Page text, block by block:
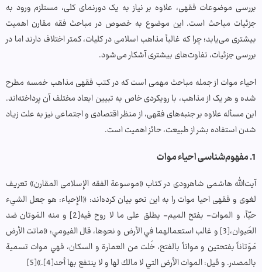
بررسی موضوعات فقهی، علاوه بر نیاز به یک دورنمای کلی، مستلزم ورود به
جزئیات مباحث است. این موضوع به خصوص در مباحث فقه مقارن اهمیت
بیشتری می‌یابد؛ چرا که غالباً مذاهب اسلامی در کلیات، کمتر اختلاف دارند اما در
بررسی جزئیات، تفاوت‌های بیشتری آشکار می‌شود.
احیاء موات از جمله مباحث مهمی است که در کتب فقهی مذاهب خمسه مطرح
شده و هر یک از مذاهب، با رویکردی خاص به تبیین ابعاد مختلف آن پرداخته‌اند.
این مسأله علاوه بر جنبه‌های فقهی، از منظر اقتصادی و اجتماعی نیز به علت زیاد
شدن استفاده بشر از طبیعت، حائز اهمیت است.
1. مفهوم‌شناسی احیاء موات
آیت‌الله هاشمی شاهرودی در کتاب «موسوعة الفقه الإسلامی المقارن» تعریف
لغوی و فقهی احیا موات را به این نحو بیان کرده‌اند: «الإحياء: هو جعل الشي‏ء
حيّاً، و الموات- بفتح الميم- يطلق على ما لا روح فيه[2] و منه المَوتان ضد
الحَيوان،[3] و غالب استعمالهما في الأرض و نحوها، قال الفيومي: «ماتت الأرض
مَوَتاناً بفتحتين و مواتاً بالفتح، خَلت من العمارة و السكان، فهي موات تسمية
بالمصدر. و قيل: الموات الأرض التي لا مالك لها و لا ينتفع بها أحد[4].»[5]